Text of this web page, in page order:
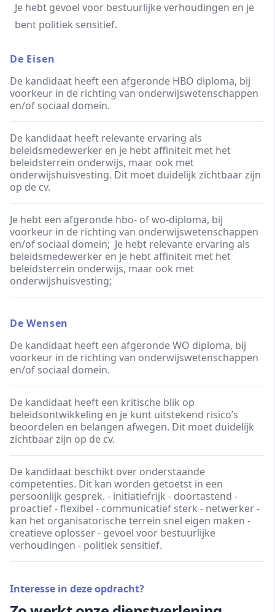
Je hebt gevoel voor bestuurlijke verhoudingen en je
bent politiek sensitief.
De Eisen
De kandidaat heeft een afgeronde HBO diploma, bij
voorkeur in de richting van onderwijswetenschappen
en/of sociaal domein.
De kandidaat heeft relevante ervaring als
beleidsmedewerker en je hebt affiniteit met het
beleidsterrein onderwijs, maar ook met
onderwijshuisvesting. Dit moet duidelijk zichtbaar zijn
op de cv.
Je hebt een afgeronde hbo- of wo-diploma, bij
voorkeur in de richting van onderwijswetenschappen
en/of sociaal domein; Je hebt relevante ervaring als
beleidsmedewerker en je hebt affiniteit met het
beleidsterrein onderwijs, maar ook met
onderwijshuisvesting;
De Wensen
De kandidaat heeft een afgeronde WO diploma, bij
voorkeur in de richting van onderwijswetenschappen
en/of sociaal domein.
De kandidaat heeft een kritische blik op
beleidsontwikkeling en je kunt uitstekend risico’s
beoordelen en belangen afwegen. Dit moet duidelijk
zichtbaar zijn op de cv.
De kandidaat beschikt over onderstaande
competenties. Dit kan worden getoetst in een
persoonlijk gesprek. - initiatiefrijk - doortastend -
proactief - flexibel - communicatief sterk - netwerker -
kan het organisatorische terrein snel eigen maken -
creatieve oplosser - gevoel voor bestuurlijke
verhoudingen - politiek sensitief.
Interesse in deze opdracht?